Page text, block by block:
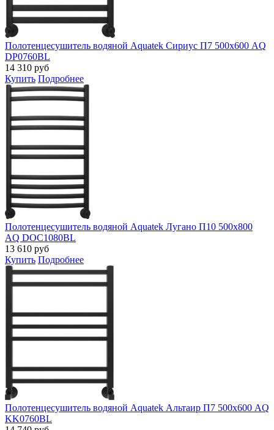
Полотенцесушитель водяной Aquatek Сириус П7 500х600 AQ
DP0760BL
14 310 руб
Купить Подробнее
Полотенцесушитель водяной Aquatek Лугано П10 500х800
AQ DOC1080BL
13 610 руб
Купить Подробнее
Полотенцесушитель водяной Aquatek Альтаир П7 500х600 AQ
KK0760BL